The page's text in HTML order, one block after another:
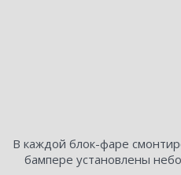
В каждой блок-фаре
бампере установлены